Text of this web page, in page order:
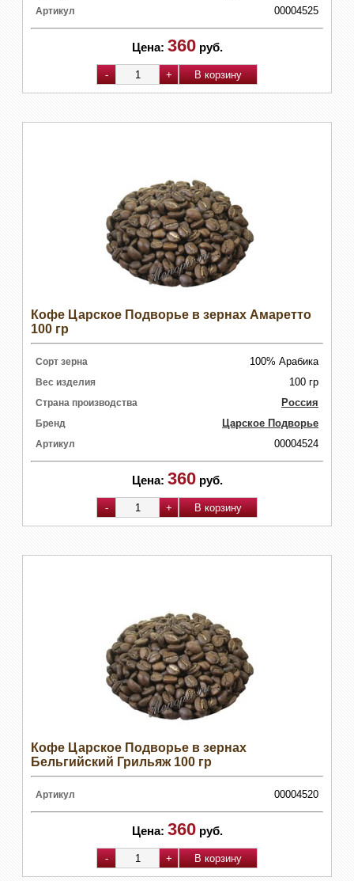
Артикул 00004525
Цена: 360 руб.
Кофе Царское Подворье в зернах Амаретто
100 гр
Сорт зерна 100% Арабика
Вес изделия 100 гр
Страна производства Россия
Бренд Царское Подворье
Артикул 00004524
Цена: 360 руб.
Кофе Царское Подворье в зернах
Бельгийский Грильяж 100 гр
Артикул 00004520
Цена: 360 руб.